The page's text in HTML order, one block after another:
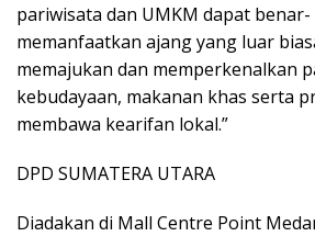
pariwisata dan UMKM dapat
memanfaatkan ajang yang luar
memajukan dan memperkenalkan
kebudayaan, makanan khas serta
membawa kearifan lokal.”
DPD SUMATERA UTARA
Diadakan di Mall Centre Point